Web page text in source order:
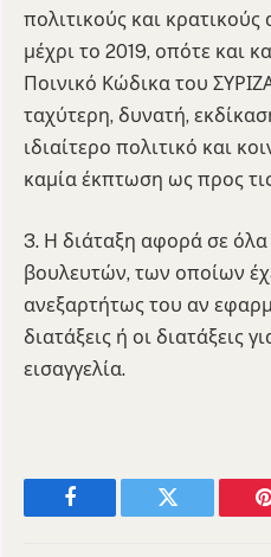
πολιτικούς και
μέχρι το 2019, οπότε και
Ποινικό Κώδικα του
ταχύτερη, δυνατή,
ιδιαίτερο πολιτικό και
καμία έκπτωση ως προς
3. Η διάταξη αφορά σε όλα
βουλευτών, των οποίων
ανεξαρτήτως του αν
διατάξεις ή οι διατάξεις
εισαγγελία.
Facebook Twitter